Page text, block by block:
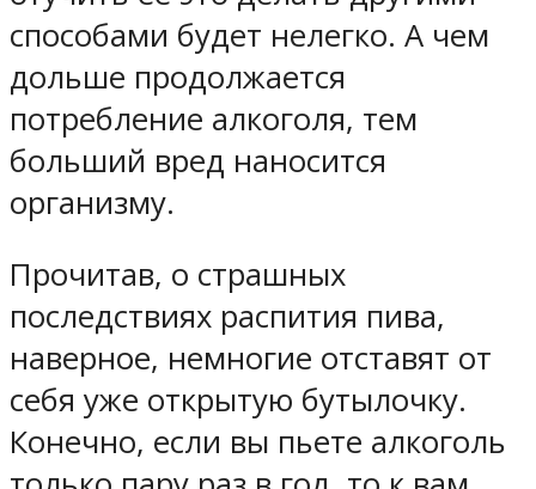
способами будет нелегко. А чем
дольше продолжается
потребление алкоголя, тем
больший вред наносится
организму.
Прочитав, о страшных
последствиях распития пива,
наверное, немногие отставят от
себя уже открытую бутылочку.
Конечно, если вы пьете алкоголь